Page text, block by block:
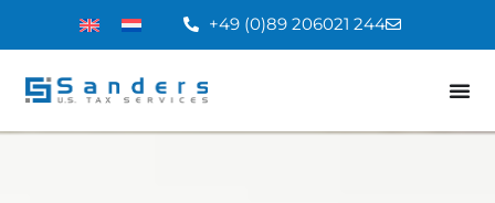
+49 (0)89 206021 244